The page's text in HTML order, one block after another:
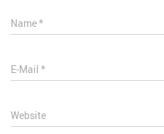
Name*
E-Mail *
Website